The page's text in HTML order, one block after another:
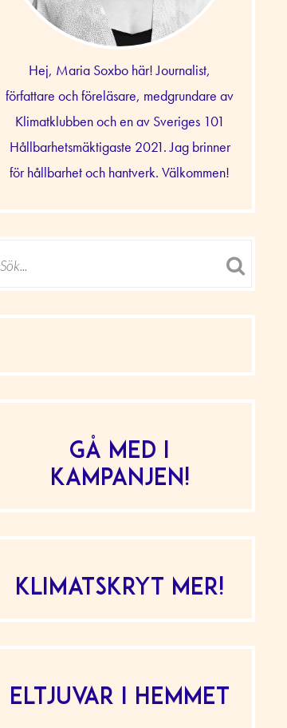
Hej, Maria Soxbo här! Journalist,
författare och föreläsare, medgrundare av
Klimatklubben och en av Sveriges 101
Hållbarhetsmäktigaste 2021. Jag brinner
för hållbarhet och hantverk. Välkommen!
Gå med i
kampanjen!
Klimatskryt mer!
Eltjuvar i hemmet